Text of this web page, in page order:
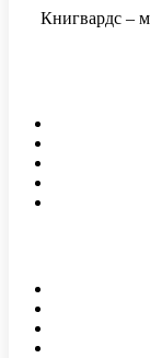
Книгвардс –